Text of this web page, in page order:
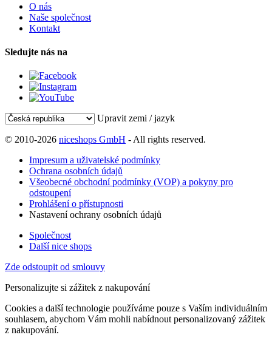
O nás
Naše společnost
Kontakt
Sledujte nás na
Upravit zemi / jazyk
© 2010-2026 niceshops GmbH - All rights reserved.
Impresum a uživatelské podmínky
Ochrana osobních údajů
Všeobecné obchodní podmínky (VOP) a pokyny pro
odstoupení
Prohlášení o přístupnosti
Nastavení ochrany osobních údajů
Společnost
Další nice shops
Zde odstoupit od smlouvy
Personalizujte si zážitek z nakupování
Cookies a další technologie používáme pouze s Vaším individuálním
souhlasem, abychom Vám mohli nabídnout personalizovaný zážitek
z nakupování.